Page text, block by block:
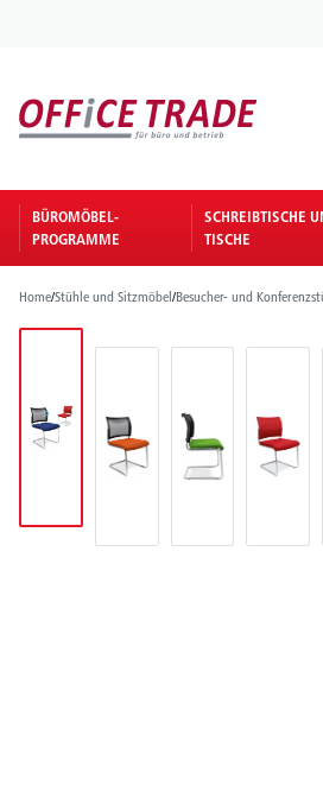
BÜROMÖBEL-
PROGRAMME
SCHREIBTISCHE
TISCHE
Home/Stühle und Sitzmöbel/Besucher- und